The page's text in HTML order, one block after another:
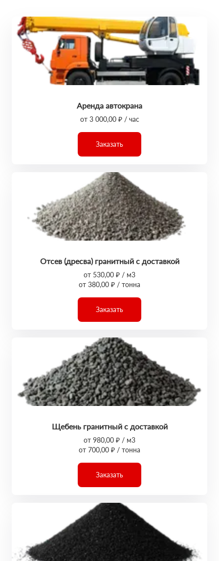
Аренда автокрана
от 3 000,00 ₽ / час
Заказать
Отсев (дресва) гранитный с доставкой
от 530,00 ₽ / м3
от 380,00 ₽ / тонна
Заказать
Щебень гранитный с доставкой
от 980,00 ₽ / м3
от 700,00 ₽ / тонна
Заказать